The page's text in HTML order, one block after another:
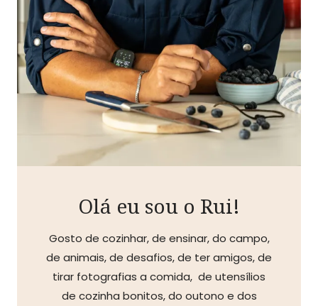
Olá eu sou o Rui!
Gosto de cozinhar, de ensinar, do campo,
de animais, de desafios, de ter amigos, de
tirar fotografias a comida, de utensílios
de cozinha bonitos, do outono e dos